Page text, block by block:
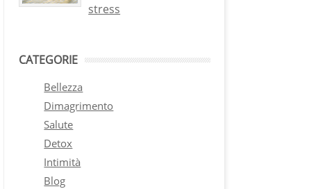
stress
CATEGORIE
Bellezza
Dimagrimento
Salute
Detox
Intimità
Blog